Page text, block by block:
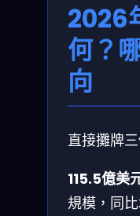
2026
何？
向
直接攤牌
115.5億美
規模，同